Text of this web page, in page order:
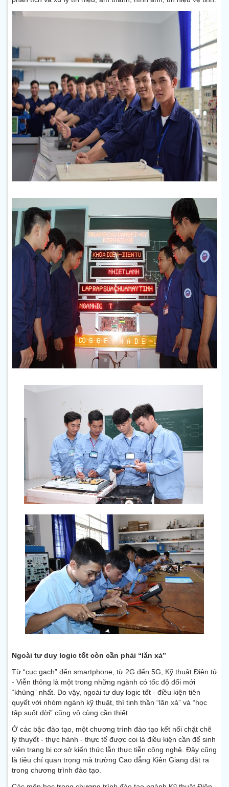
Ngoài tư duy logic tốt còn cần phải “lăn xả”
Từ “cục gạch” đến smartphone, từ 2G đến 5G, Kỹ thuật Điện tử
- Viễn thông là một trong những ngành có tốc độ đổi mới
“khủng” nhất. Do vậy, ngoài tư duy logic tốt - điều kiện tiên
quyết với nhóm ngành kỹ thuật, thì tinh thần “lăn xả” và “học
tập suốt đời” cũng vô cùng cần thiết.
Ở các bậc đào tạo, một chương trình đào tạo kết nối chặt chẽ
lý thuyết - thực hành - thực tế được coi là điều kiện cần để sinh
viên trang bị cơ sở kiến thức lẫn thực tiễn công nghệ. Đây cũng
là tiêu chí quan trọng mà trường Cao đẳng Kiên Giang đặt ra
trong chương trình đào tạo.